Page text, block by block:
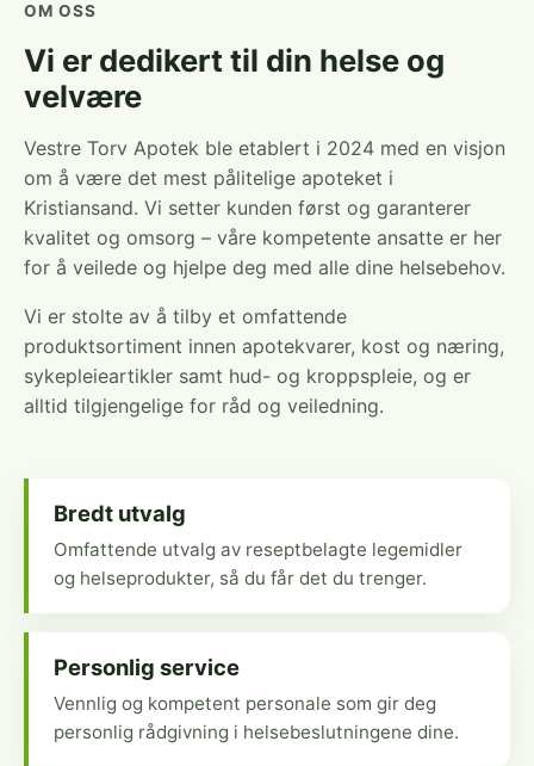
OM OSS
Vi er dedikert til din helse og
velvære
Vestre Torv Apotek ble etablert i 2024 med en visjon
om å være det mest pålitelige apoteket i
Kristiansand. Vi setter kunden først og garanterer
kvalitet og omsorg – våre kompetente ansatte er her
for å veilede og hjelpe deg med alle dine helsebehov.
Vi er stolte av å tilby et omfattende
produktsortiment innen apotekvarer, kost og næring,
sykepleieartikler samt hud- og kroppspleie, og er
alltid tilgjengelige for råd og veiledning.
Bredt utvalg
Omfattende utvalg av reseptbelagte legemidler
og helseprodukter, så du får det du trenger.
Personlig service
Vennlig og kompetent personale som gir deg
personlig rådgivning i helsebeslutningene dine.